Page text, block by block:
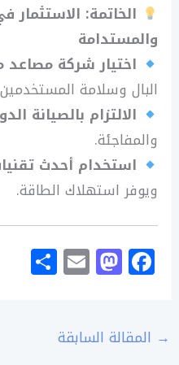
الخاتمة: الاستثمار
والمستدامة
اختيار شركة مصاعد
البال وسلامة
الالتزام بالصيانة
والمفاجئة.
استخدام أحدث
ويوفر استهلاك الطاقة.
F
a
e
M
a
o
E
m
l → المقالة السابقة